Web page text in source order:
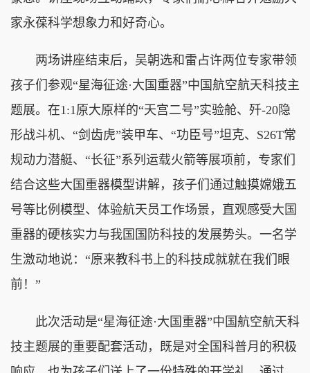
家永葆科学想象力和好奇心。
两场讲座结束后，吴朝选和雷占许两位专家带领
孩子们参观“星海征途·大国重器”中国航空航天科技主
题展。在1:1原大原样的“天宫二号”实验舱、歼-20隐
形战斗机、“剑齿虎”装甲车、“功臣号”坦克、S26T常
规动力潜艇、“长征”系列运载火箭等展项前，专家们
结合这些大国重器模型讲解，孩子们通过触摸嫦娥五
号等比例模型、体验航天员工作场景，直观感受大国
重器的硬核实力与我国国防科技的发展势头。一名学
生激动地说：“原来教科书上的科技成就就在我们眼
前！”
此次活动是“星海征途·大国重器”中国航空航天科
技主题展的重要配套活动，既是对全国科普月的积极